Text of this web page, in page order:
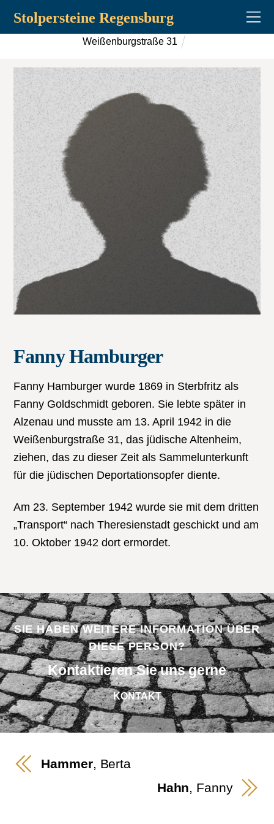
Stolpersteine Regensburg
Weißenburgstraße 31
Fanny Hamburger
Fanny Hamburger wurde 1869 in Sterbfritz als
Fanny Goldschmidt geboren. Sie lebte später in
Alzenau und musste am 13. April 1942 in die
Weißenburgstraße 31, das jüdische Altenheim,
ziehen, das zu dieser Zeit als Sammelunterkunft
für die jüdischen Deportationsopfer diente.
Am 23. September 1942 wurde sie mit dem dritten
„Transport“ nach Theresienstadt geschickt und am
10. Oktober 1942 dort ermordet.
SIE HABEN WEITERE INFORMATION ÜBER
DIESE PERSON?
Kontaktieren Sie uns gerne
KONTAKT
Hammer, Berta
Hahn, Fanny